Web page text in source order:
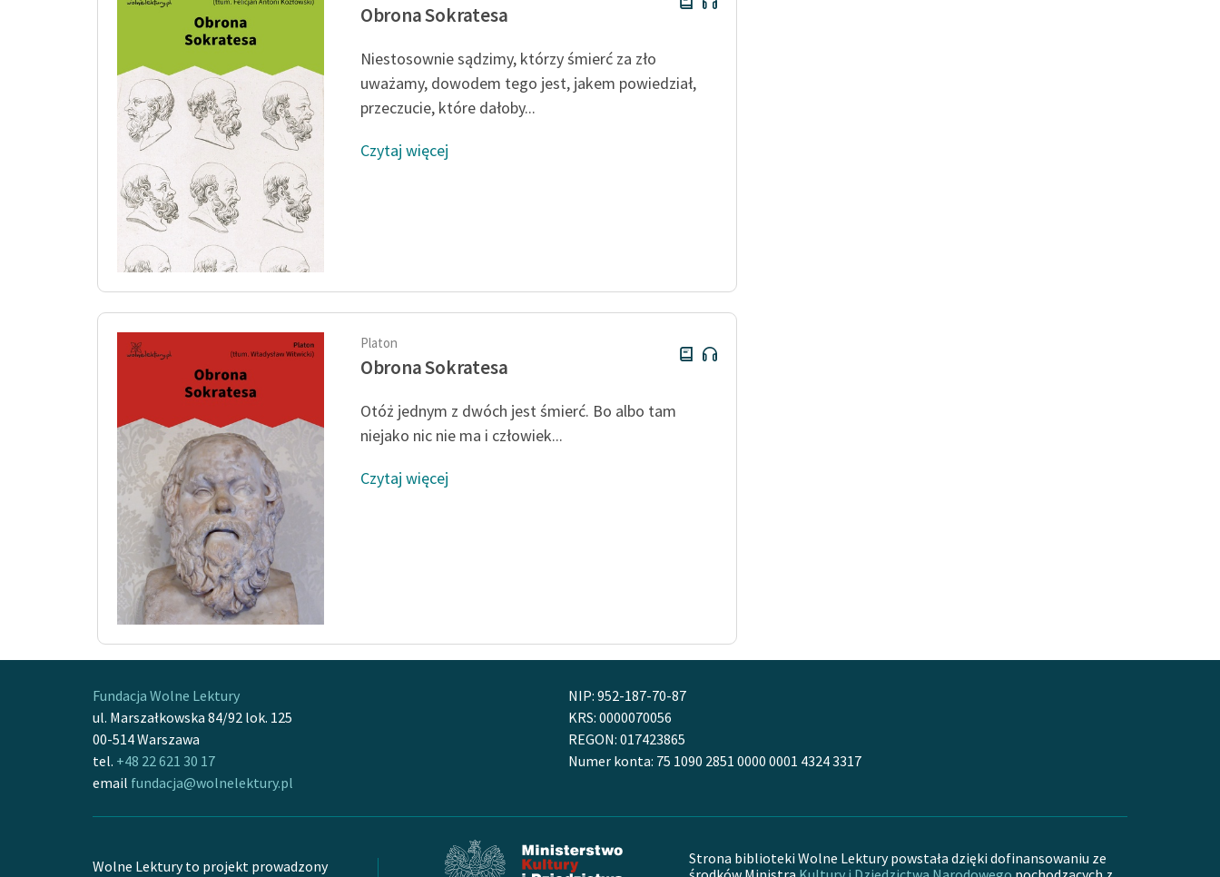
Obrona Sokratesa
Niestosownie sądzimy, którzy śmierć za zło
uważamy, dowodem tego jest, jakem powiedział,
przeczucie, które dałoby...
Czytaj więcej
Platon
Obrona Sokratesa
Otóż jednym z dwóch jest śmierć. Bo albo tam
niejako nic nie ma i człowiek...
Czytaj więcej
Fundacja Wolne Lektury
ul. Marszałkowska 84/92 lok. 125
00-514 Warszawa
tel. +48 22 621 30 17
email fundacja@wolnelektury.pl
NIP: 952-187-70-87
KRS: 0000070056
REGON: 017423865
Numer konta: 75 1090 2851 0000 0001 4324 3317
Wolne Lektury to projekt prowadzony
Strona biblioteki Wolne Lektury powstała dzięki dofinansowaniu ze